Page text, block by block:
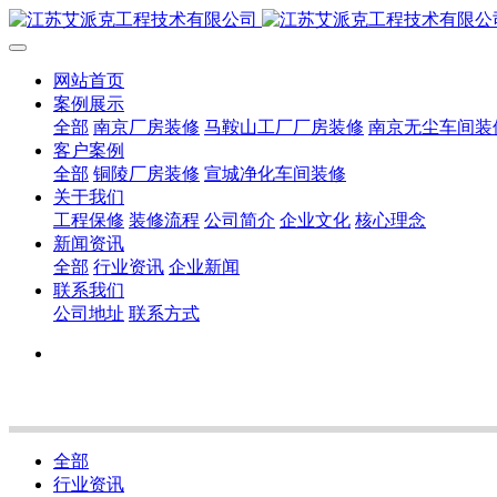
网站首页
案例展示
全部 南京厂房装修 马鞍山工厂厂房装修 南京无尘车间装
客户案例
全部 铜陵厂房装修 宣城净化车间装修
关于我们
工程保修 装修流程 公司简介 企业文化 核心理念
新闻资讯
全部 行业资讯 企业新闻
联系我们
公司地址 联系方式
全部
行业资讯